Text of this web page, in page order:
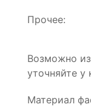
Прочее:
Возможно
уточняйте у
Материал